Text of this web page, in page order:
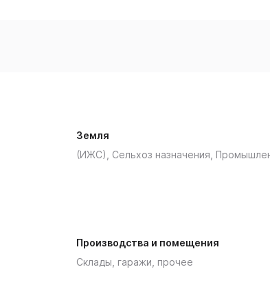
Земля
(ИЖС), Сельхоз назначения,
Производства и помещения
Склады, гаражи, прочее